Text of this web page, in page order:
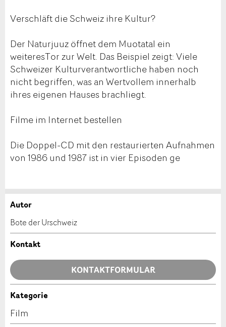
Verschläft die Schweiz ihre Kultur?
Der Naturjuuz öffnet dem Muotatal ein
weiteresTor zur Welt. Das Beispiel zeigt: Viele
Schweizer Kulturverantwortliche haben noch
nicht begriffen, was an Wertvollem innerhalb
ihres eigenen Hauses brachliegt.
Filme im Internet bestellen
Die Doppel-CD mit den restaurierten Aufnahmen
von 1986 und 1987 ist in vier Episoden ge
Anzeige beanstanden
Ihr Feedback wird sehr geschätzt!
Allgemeines Feedback
Anzeige nicht mehr gültig
Anzeige unvollständig
Anzeige weiterempfehlen
Empfehlen Sie diese Anzeige an Freunde weiter.
Autor
Bote der Urschweiz
Kontakt
KONTAKTFORMULAR
Kontakt
Kategorie
Film